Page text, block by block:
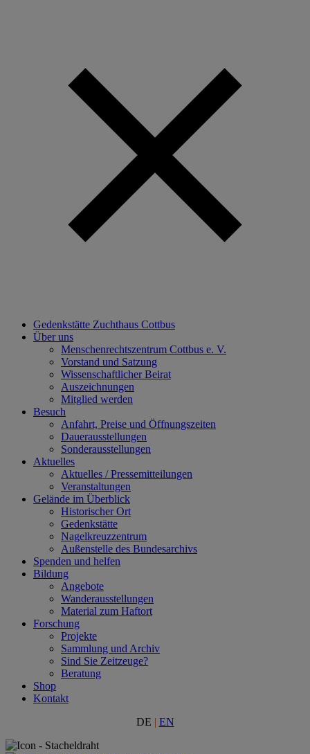
Gedenkstätte Zuchthaus Cottbus
Über uns
Menschenrechtszentrum Cottbus e. V.
Vorstand und Satzung
Wissenschaftlicher Beirat
Auszeichnungen
Mitglied werden
Besuch
Anfahrt, Preise und Öffnungszeiten
Dauerausstellungen
Sonderausstellungen
Aktuelles
Aktuelles / Pressemitteilungen
Veranstaltungen
Gelände im Überblick
Historischer Ort
Gedenkstätte
Nagelkreuzzentrum
Außenstelle des Bundesarchivs
Spenden und helfen
Bildung
Angebote
Wanderausstellungen
Material zum Haftort
Forschung
Projekte
Sammlung und Archiv
Sind Sie Zeitzeuge?
Beratung
Shop
Kontakt
DE | EN